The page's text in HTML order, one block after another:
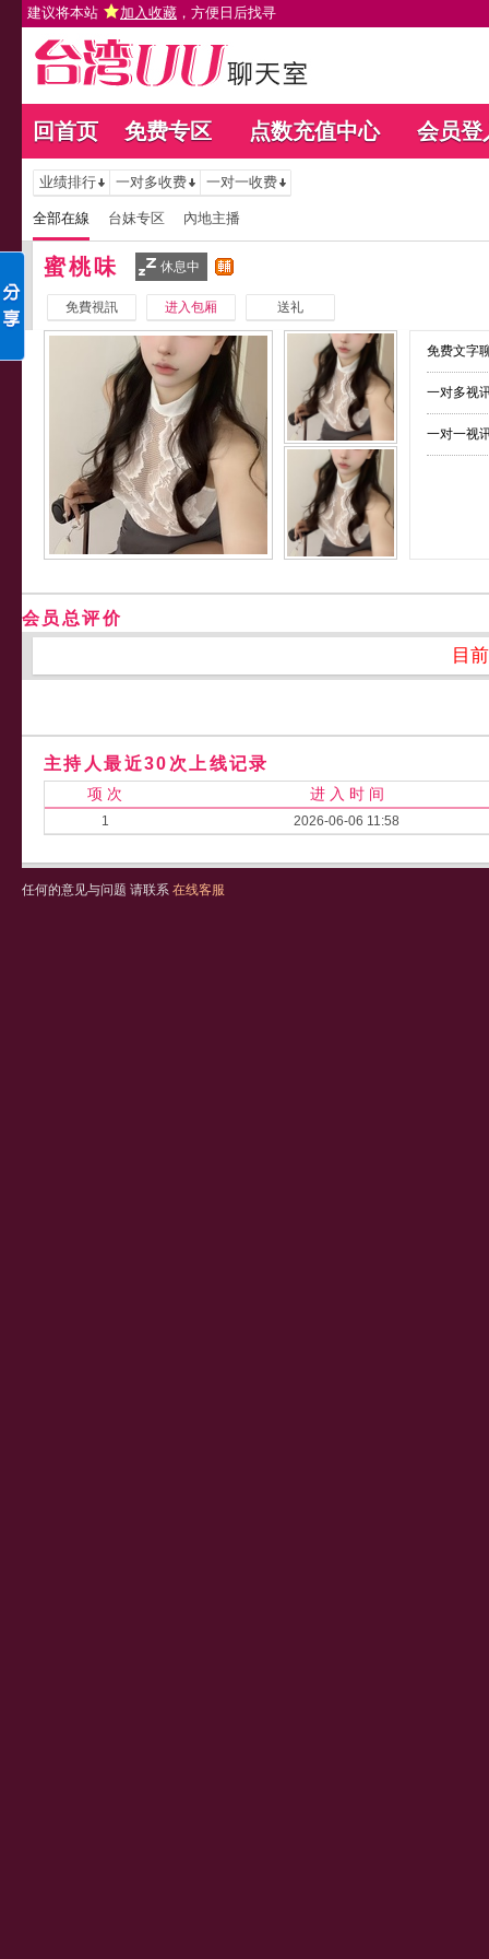
建议将本站 加入收藏 ，方便日后找寻
回首页 免费专区 点数充值中心 会员登
业绩排行 一对多收费 一对一收费
全部在線 台妹专区 內地主播
蜜桃味 休息中
免費視訊 进入包厢 送礼
免费文字
一对多视
一对一视
会员总评价
目
主持人最近30次上线记录
项 次 进 入 时 间
1 2026-06-06 11:58
任何的意见与问题 请联系 在线客服